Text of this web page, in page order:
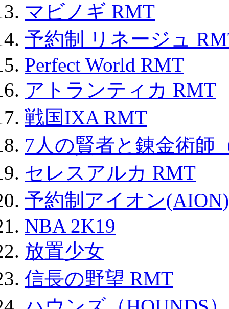
マビノギ RMT
予約制 リネージュ
Perfect World RMT
アトランティカ RMT
戦国IXA RMT
7人の賢者と錬金術師
セレスアルカ RMT
予約制アイオン
NBA 2K19
放置少女
信長の野望 RMT